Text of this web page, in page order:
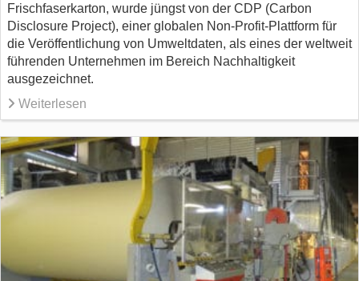
Frischfaserkarton, wurde jüngst von der CDP (Carbon
Disclosure Project), einer globalen Non-Profit-Plattform für
die Veröffentlichung von Umweltdaten, als eines der weltweit
führenden Unternehmen im Bereich Nachhaltigkeit
ausgezeichnet.
Weiterlesen